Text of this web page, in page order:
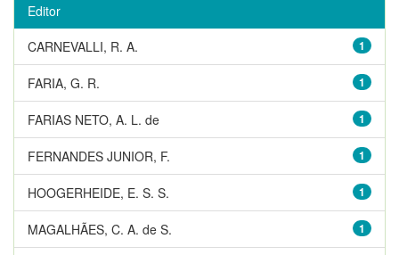
Editor
1
CARNEVALLI, R. A.
1
FARIA, G. R.
1
FARIAS NETO, A. L. de
1
FERNANDES JUNIOR, F.
1
HOOGERHEIDE, E. S. S.
1
MAGALHÃES, C. A. de S.